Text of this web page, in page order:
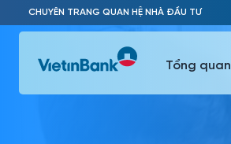
Skip to Main Content
CHUYÊN TRANG QUAN HỆ NHÀ ĐẦU TƯ
Tổng quan